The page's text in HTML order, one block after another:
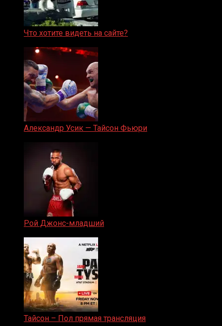
Что хотите видеть на сайте?
Александр Усик — Тайсон Фьюри
Рой Джонс-младший
Тайсон – Пол прямая трансляция